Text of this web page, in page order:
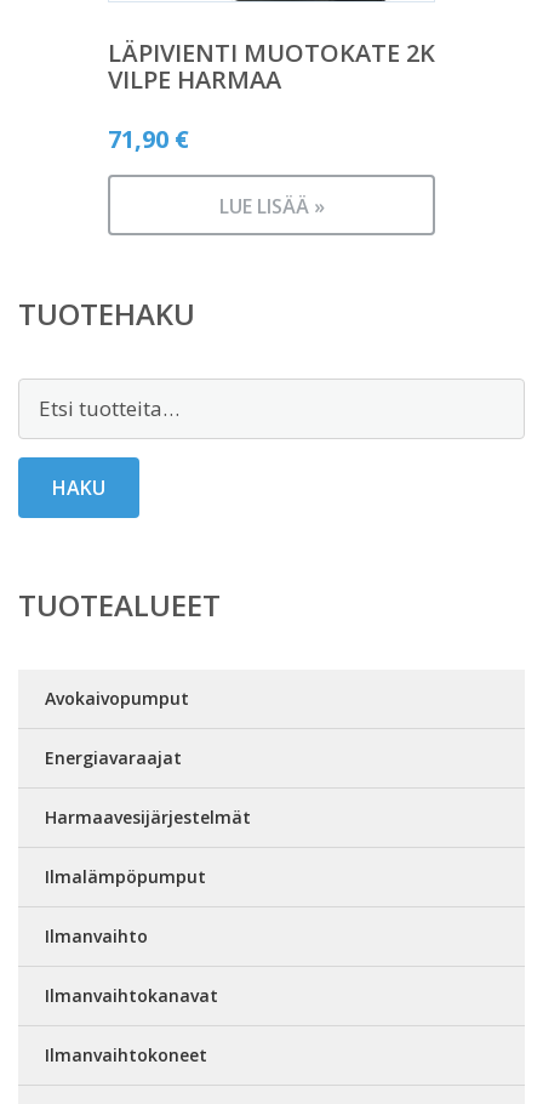
LÄPIVIENTI MUOTOKATE 2K
VILPE HARMAA
71,90 €
LUE LISÄÄ »
TUOTEHAKU
Etsi:
HAKU
TUOTEALUEET
Avokaivopumput
Energiavaraajat
Harmaavesijärjestelmät
Ilmalämpöpumput
Ilmanvaihto
Ilmanvaihtokanavat
Ilmanvaihtokoneet